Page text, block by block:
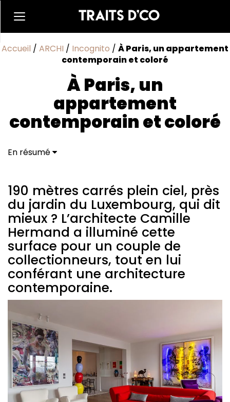
Accueil / ARCHI / Incognito / À Paris, un appartement
contemporain et coloré
À Paris, un
appartement
contemporain et coloré
En résumé
Hermand a illuminé cette surface pour un couple de
collectionneurs, tout en lui conférant une
architecture contemporaine.
190 mètres carrés plein ciel, près
du jardin du Luxembourg, qui dit
mieux ? L’architecte Camille
Hermand a illuminé cette
surface pour un couple de
collectionneurs, tout en lui
conférant une architecture
contemporaine.